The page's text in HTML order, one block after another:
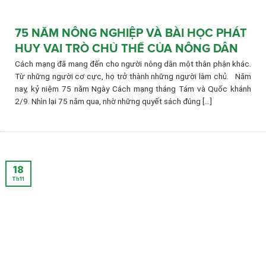
75 NĂM NÔNG NGHIỆP VÀ BÀI HỌC PHÁT
HUY VAI TRÒ CHỦ THỂ CỦA NÔNG DÂN
Cách mạng đã mang đến cho người nông dân một thân phận khác.
Từ những người cơ cực, họ trở thành những người làm chủ. Năm
nay, kỷ niệm 75 năm Ngày Cách mạng tháng Tám và Quốc khánh
2/9. Nhìn lại 75 năm qua, nhờ những quyết sách đúng [...]
18
Th11